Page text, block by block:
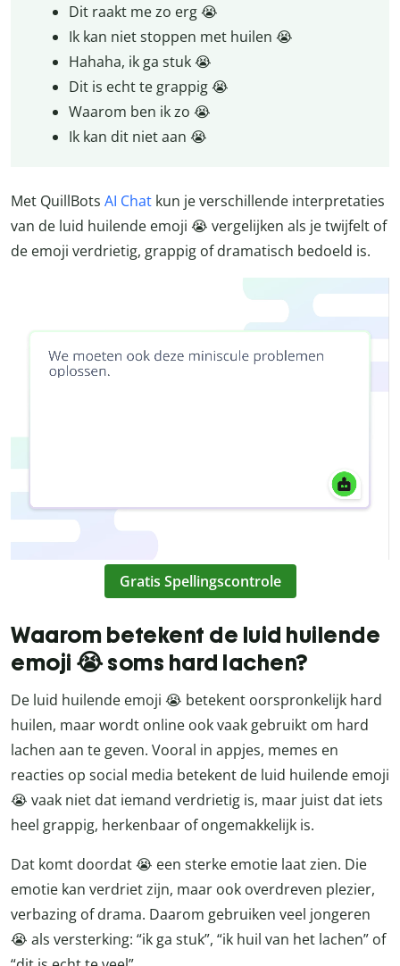
Dit raakt me zo erg 😭
Ik kan niet stoppen met huilen 😭
Hahaha, ik ga stuk 😭
Dit is echt te grappig 😭
Waarom ben ik zo 😭
Ik kan dit niet aan 😭
Met QuillBots AI Chat kun je verschillende interpretaties
van de luid huilende emoji 😭 vergelijken als je twijfelt of
de emoji verdrietig, grappig of dramatisch bedoeld is.
Gratis Spellingscontrole
Waarom betekent de luid huilende
emoji 😭 soms hard lachen?
De luid huilende emoji 😭 betekent oorspronkelijk hard
huilen, maar wordt online ook vaak gebruikt om hard
lachen aan te geven. Vooral in appjes, memes en
reacties op social media betekent de luid huilende emoji
😭 vaak niet dat iemand verdrietig is, maar juist dat iets
heel grappig, herkenbaar of ongemakkelijk is.
Dat komt doordat 😭 een sterke emotie laat zien. Die
emotie kan verdriet zijn, maar ook overdreven plezier,
verbazing of drama. Daarom gebruiken veel jongeren
😭 als versterking: “ik ga stuk”, “ik huil van het lachen” of